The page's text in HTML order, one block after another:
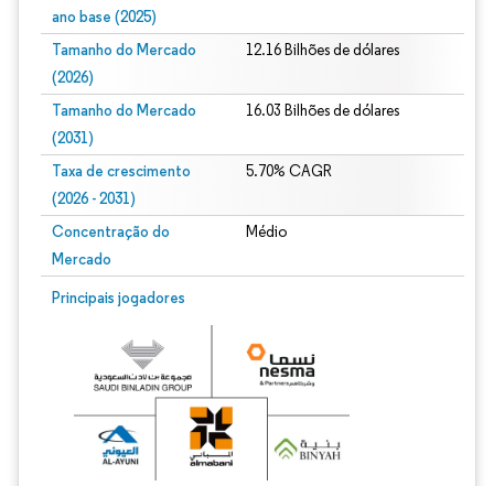
ano base (2025)
Tamanho do Mercado
(2026)
12.16 Bilhões de dólares
Tamanho do Mercado
(2031)
16.03 Bilhões de dólares
Taxa de crescimento
(2026 - 2031)
5.70% CAGR
Concentração do
Mercado
Médio
Principais jogadores
Imagem © Mordor Intelligence. O reuso requer atribuição conforme CC BY 4.0.